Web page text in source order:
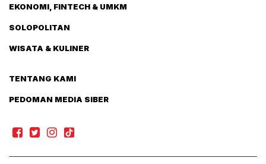
EKONOMI, FINTECH & UMKM
SOLOPOLITAN
WISATA & KULINER
TENTANG KAMI
PEDOMAN MEDIA SIBER